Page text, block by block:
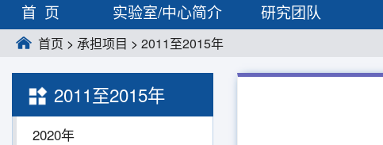
首页 实验室/中心简介 研究团队
首页 > 承担项目 > 2011至2015年
2011至2015年
2020年